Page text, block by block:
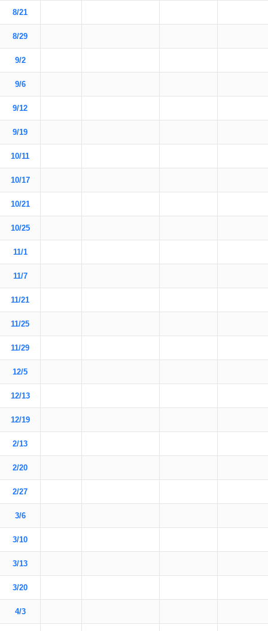
8/21
8/29
9/2
9/6
9/12
9/19
10/11
10/17
10/21
10/25
11/1
11/7
11/21
11/25
11/29
12/5
12/13
12/19
2/13
2/20
2/27
3/6
3/10
3/13
3/20
4/3